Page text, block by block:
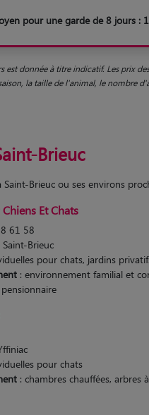
pour une garde de 8 jours :
est donnée à titre indicatif. Les prix
la taille de l'animal, le nombre
Brieuc
Brieuc ou ses environs
Et Chats
61 58
Brieuc
pour chats, jardins
: environnement familial et
pour chats
: chambres chauffées, arbres